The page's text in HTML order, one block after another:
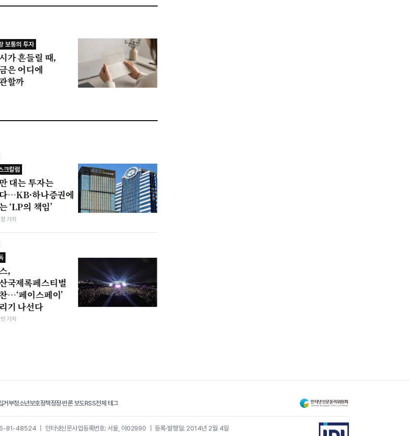
보통의 투자
가 흔들릴 때,
은 어디에
할까
크칼럼
대는 투자는
…KB·하나증권에
‘LP의 책임’
기자
,
국제록페스티벌
…‘페이스페이’
기 나선다
기자
거부청소년보호정책정정·반론 보도RSS전체 태그
81-48524 인터넷신문사업등록번호: 서울, 아02990 ｜등록·발행일: 2014년 2월 4일